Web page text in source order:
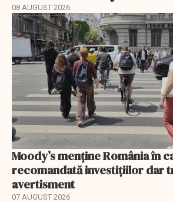
08 AUGUST 2026
Moody’s menține România în
recomandată investițiilor dar
avertisment
07 AUGUST 2026